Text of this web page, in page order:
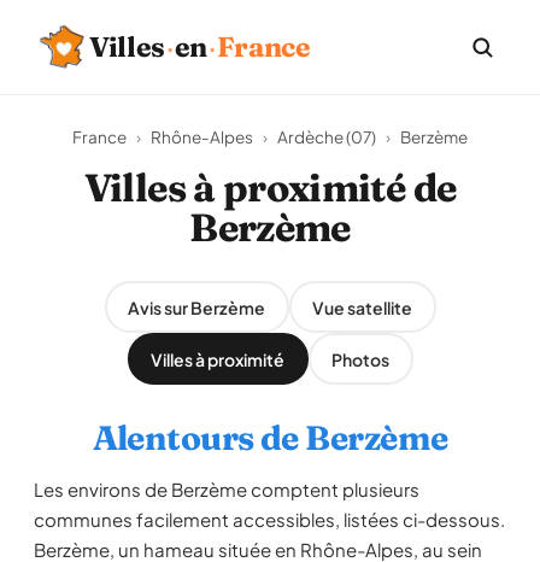
Villes·en·France
France › Rhône-Alpes › Ardèche (07) › Berzème
Villes à proximité de
Berzème
Avis sur Berzème Vue satellite
Villes à proximité Photos
Alentours de Berzème
Les environs de Berzème comptent plusieurs
communes facilement accessibles, listées ci-dessous.
Berzème, un hameau située en Rhône-Alpes, au sein